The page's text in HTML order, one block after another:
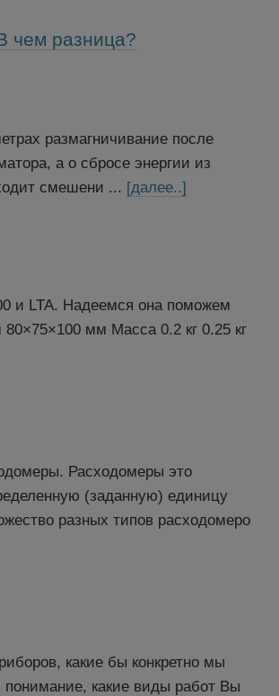
чем разница?
размагничивание после
а о сбросе энергии из
смешени ... [далее..]
и LTA. Надеемся она поможем
мм Масса 0.2 кг 0.25 кг
Расходомеры это
(заданную) единицу
разных типов расходомеро
какие бы конкретно мы
понимание, какие виды работ Вы